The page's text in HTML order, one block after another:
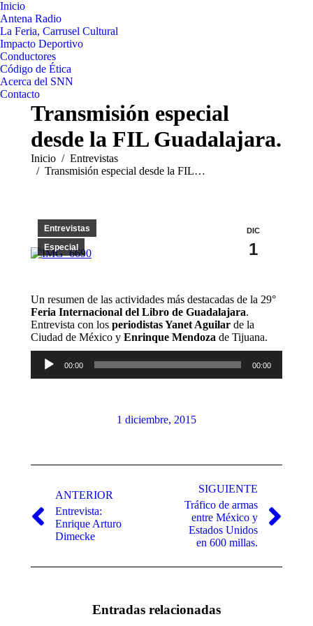
Inicio
Antena Radio
La Feria, Carrusel Cultural
Impacto Deportivo
Conductores
Código de Ética
Acerca del SNN
Contacto
Transmisión especial
desde la FIL Guadalajara.
Estás aquí:
Inicio
Entrevistas
Transmisión especial desde la FIL…
DIC
1
Entrevistas
Especial
Un resumen de las actividades más destacadas de la 29°
Feria Internacional del Libro de Guadalajara.
Entrevista con los periodistas Yanet Aguilar de la
Ciudad de México y Enrinque Mendoza de Tijuana.
Reproductor
audio
00:00 00:00
1 diciembre, 2015
entre
publicaciones
ANTERIOR
Publicación
anterior:
Entrevista:
Enrique Arturo
Dimecke
SIGUIENTE
Publicación
siguiente:
Tráfico de armas
entre México y
Estados Unidos
en 600 millas.
Entradas relacionadas